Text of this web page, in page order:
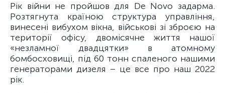
Рік війни не пройшов для De Novo задарма.
Розтягнута країною структура управління,
винесені вибухом вікна, військові зі зброєю на
території офісу, двомісячне життя нашої
«незламної двадцятки» в атомному
бомбосховищі, під 60 тонн спаленого нашими
генераторами дизеля – це все про наш 2022
рік.